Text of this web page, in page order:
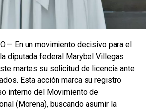
En un movimiento decisivo para el
diputada federal Marybel Villegas
martes su solicitud de licencia ante
Esta acción marca su registro
interno del Movimiento de
(Morena), buscando asumir la